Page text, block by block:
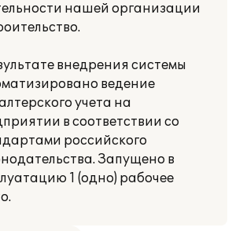
нашей организации
внедрения системы
ведение
учета на
в соответствии со
российского
Запущено в
1 (одно) рабочее